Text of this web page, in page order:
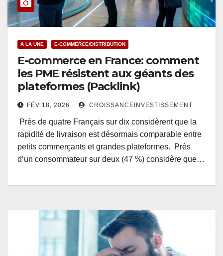
A LA UNE E-COMMERCE/DISTRIBUTION
E-commerce en France: comment
les PME résistent aux géants des
plateformes (Packlink)
FÉV 18, 2026 CROISSANCEINVESTISSEMENT
Près de quatre Français sur dix considèrent que la
rapidité de livraison est désormais comparable entre
petits commerçants et grandes plateformes. Près
d’un consommateur sur deux (47 %) considère que…